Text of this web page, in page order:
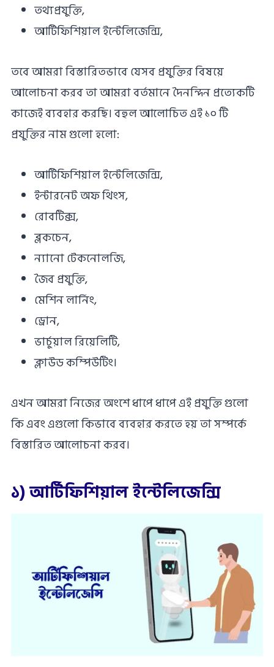
তথ্যপ্রযুক্তি,
আর্টিফিশিয়াল ইন্টেলিজেন্সি,
তবে আমরা বিস্তারিতভাবে যেসব প্রযুক্তির বিষয়ে
আলোচনা করব তা আমরা বর্তমানে দৈনন্দিন প্রত্যেকটি
কাজেই ব্যবহার করছি। বহুল আলোচিত এই ১০ টি
প্রযুক্তির নাম গুলো হলো:
আর্টিফিশিয়াল ইন্টেলিজেন্সি,
ইন্টারনেট অফ থিংস,
রোবটিক্স,
ব্লকচেন,
ন্যানো টেকনোলজি,
জৈব প্রযুক্তি,
মেশিন লার্নিং,
ড্রোন,
ভার্চুয়াল রিয়েলিটি,
ক্লাউড কম্পিউটিং।
এখন আমরা নিজের অংশে ধাপে ধাপে এই প্রযুক্তি গুলো
কি এবং এগুলো কিভাবে ব্যবহার করতে হয় তা সম্পর্কে
বিস্তারিত আলোচনা করব।
১) আর্টিফিশিয়াল ইন্টেলিজেন্সি